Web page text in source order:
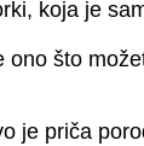
koja je
što
je priča